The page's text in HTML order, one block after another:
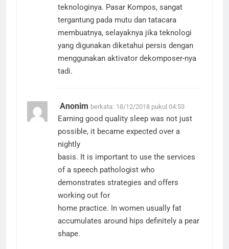
teknologinya. Pasar Kompos, sangat
tergantung pada mutu dan tatacara
membuatnya, selayaknya jika teknologi
yang digunakan diketahui persis dengan
menggunakan aktivator dekomposer-nya
tadi.
Anonim berkata: 18/12/2018 pukul 04:53
Earning good quality sleep was not just
possible, it became expected over a
nightly
basis. It is important to use the services
of a speech pathologist who
demonstrates strategies and offers
working out for
home practice. In women usually fat
accumulates around hips definitely a pear
shape.